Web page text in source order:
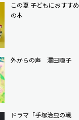
この夏 子どもにおすすめ
の本
外からの声 澤田瞳子
ドラマ「手塚治虫の戦